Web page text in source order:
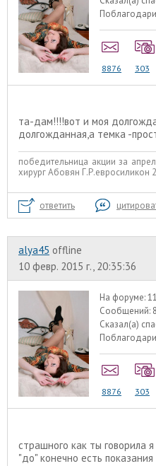
8876 303
та-дам!!!!вот и моя
долгожданная,а темка -
победительница акции за
хирург Абовян Г.Р.евросиликон
ответить
alyа45 offline
10 февр. 2015 г., 20:35:36
На форуме:
Сообщений:
Сказал(а)
8876 303
страшного как ты говорила
"до" конечно есть